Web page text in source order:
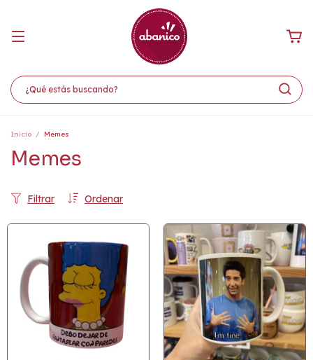
Inicio / Memes
Memes
Ordenar
Filtrar